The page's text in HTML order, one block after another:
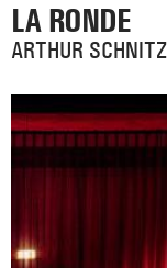
LA RONDE
ARTHUR